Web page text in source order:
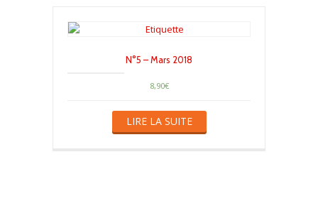
N°5 – Mars 2018
8,90€
LIRE LA SUITE